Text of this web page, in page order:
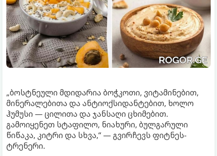
„ბოსტნეული მდიდარია ბოჭკოთი, ვიტამინებით,
მინერალებითა და ანტიოქსიდანტებით, ხოლო
ჰუმუსი — ცილითა და ჯანსაღი ცხიმებით.
გამოიყენეთ სტაფილო, ნიახური, ბულგარული
წიწაკა, კიტრი და სხვა,“ — გვირჩევს ფიტნეს-
ტრენერი.